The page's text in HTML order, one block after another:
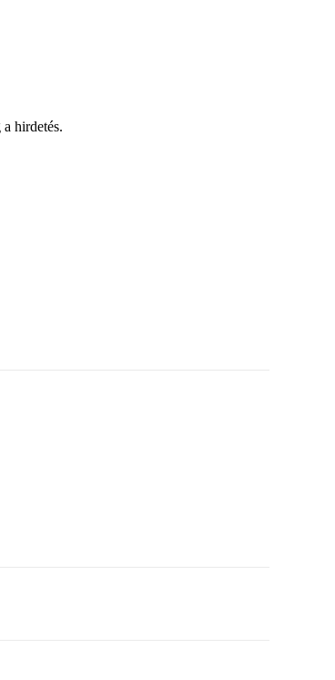
hirdetés.